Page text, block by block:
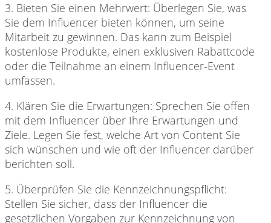
3. Bieten Sie einen Mehrwert: Überlegen Sie, was
Sie dem Influencer bieten können, um seine
Mitarbeit zu gewinnen. Das kann zum Beispiel
kostenlose Produkte, einen exklusiven Rabattcode
oder die Teilnahme an einem Influencer-Event
umfassen.
4. Klären Sie die Erwartungen: Sprechen Sie offen
mit dem Influencer über Ihre Erwartungen und
Ziele. Legen Sie fest, welche Art von Content Sie
sich wünschen und wie oft der Influencer darüber
berichten soll.
5. Überprüfen Sie die Kennzeichnungspflicht:
Stellen Sie sicher, dass der Influencer die
gesetzlichen Vorgaben zur Kennzeichnung von